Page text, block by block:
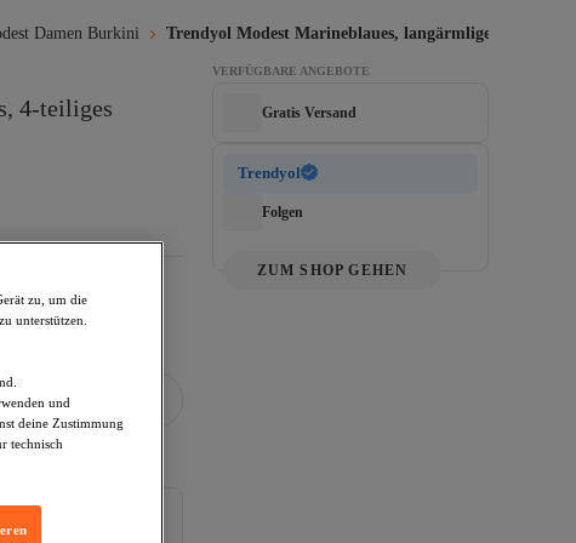
Damen Burkini Trendyol Modest Marineblaues, langärmliges, 4-
4-teiliges
VERFÜGBARE ANGEBOTE
Gratis Versand
Trendyol
Folgen
ZUM SHOP GEHEN
zu, um die
unterstützen.
und
deine Zustimmung
technisch